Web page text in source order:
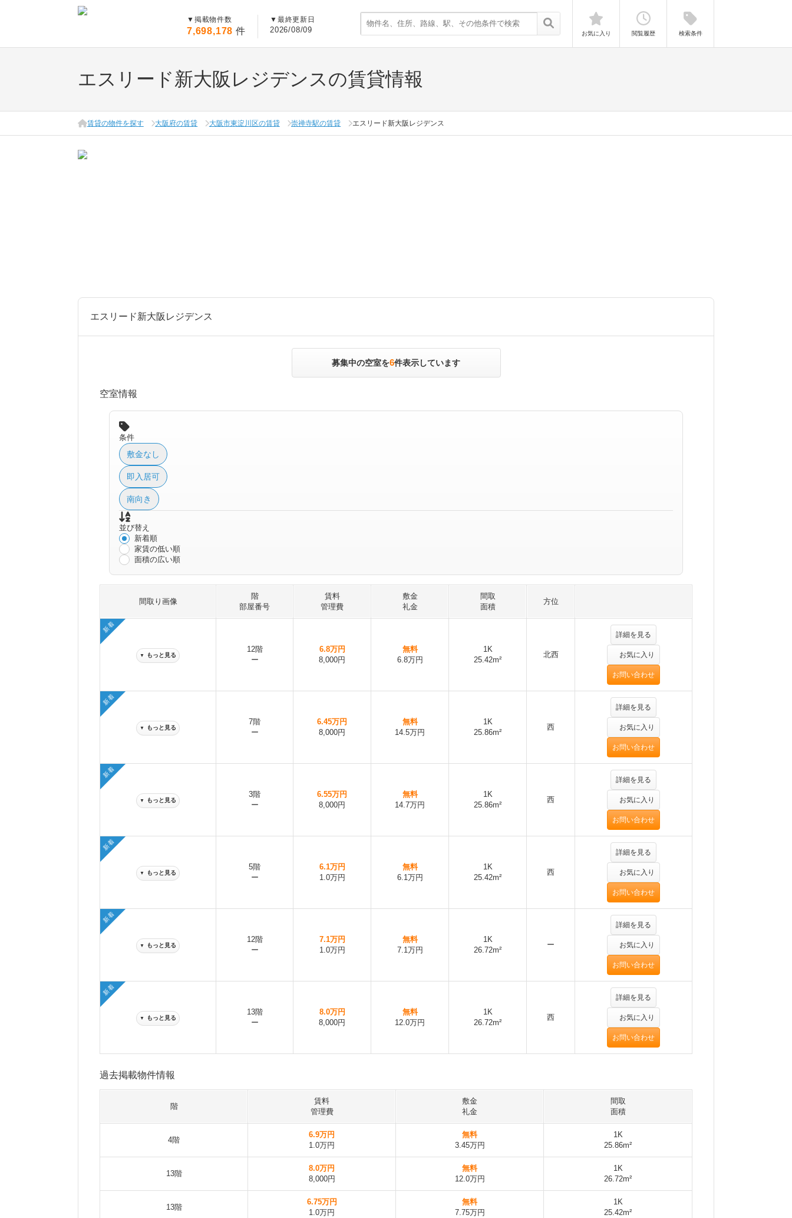
▼ 掲載物件数
7,698,178 件
▼ 最終更新日
2026/08/09 お気に入り 閲覧履歴 検索条件
エスリード新大阪レジデンスの賃貸情報
賃貸の物件を探す 大阪府の賃貸 大阪市東淀川区の賃貸 崇禅寺駅の賃貸 エスリード新大阪レジデンス
エスリード新大阪レジデンス
募集中の空室を6件表示しています
空室情報
条件
敷金なし
即入居可
南向き
並び替え
新着順
家賃の低い順
面積の広い順
間取り画像
階
部屋番号
賃料
管理費
敷金
礼金
間取
面積
方位
新着
▼ もっと見る
12階
ー
6.8万円
8,000円
無料
6.8万円
1K
25.42m²
北西
詳細を見る
お気に入り
お問い合わせ
新着
▼ もっと見る
7階
ー
6.45万円
8,000円
無料
14.5万円
1K
25.86m²
西
詳細を見る
お気に入り
お問い合わせ
新着
▼ もっと見る
3階
ー
6.55万円
8,000円
無料
14.7万円
1K
25.86m²
西
詳細を見る
お気に入り
お問い合わせ
新着
▼ もっと見る
5階
ー
6.1万円
1.0万円
無料
6.1万円
1K
25.42m²
西
詳細を見る
お気に入り
お問い合わせ
新着
▼ もっと見る
12階
ー
7.1万円
1.0万円
無料
7.1万円
1K
26.72m²
ー
詳細を見る
お気に入り
お問い合わせ
新着
▼ もっと見る
13階
ー
8.0万円
8,000円
無料
12.0万円
1K
26.72m²
西
詳細を見る
お気に入り
お問い合わせ
過去掲載物件情報
階
賃料
管理費
敷金
礼金
間取
面積
4階
6.9万円
1.0万円
無料
3.45万円
1K
25.86m²
13階
8.0万円
8,000円
無料
12.0万円
1K
26.72m²
13階
6.75万円
1.0万円
無料
7.75万円
1K
25.42m²